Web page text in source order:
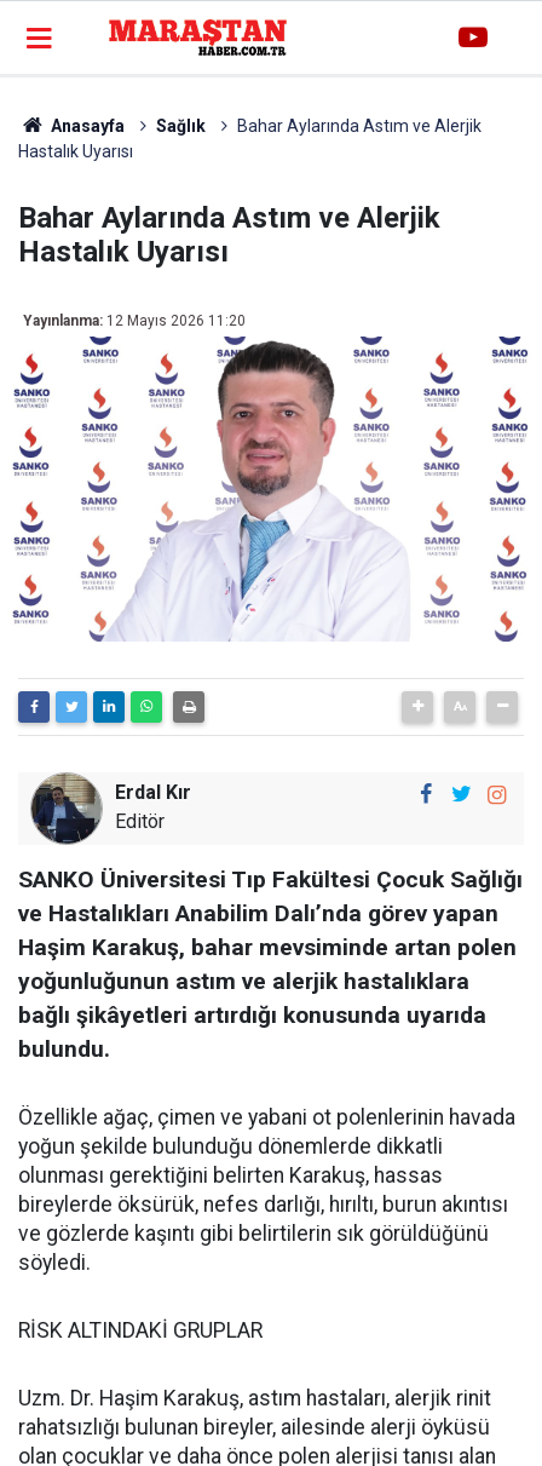
Anasayfa Sağlık
Bahar Aylarında Astım ve Alerjik
Hastalık Uyarısı
Bahar Aylarında Astım ve Alerjik
Hastalık Uyarısı
Yayınlanma: 12 Mayıs 2026 11:20
Erdal Kır
Editör
SANKO Üniversitesi Tıp Fakültesi Çocuk Sağlığı
ve Hastalıkları Anabilim Dalı’nda görev yapan
Haşim Karakuş, bahar mevsiminde artan polen
yoğunluğunun astım ve alerjik hastalıklara
bağlı şikâyetleri artırdığı konusunda uyarıda
bulundu.
Özellikle ağaç, çimen ve yabani ot polenlerinin havada
yoğun şekilde bulunduğu dönemlerde dikkatli
olunması gerektiğini belirten Karakuş, hassas
bireylerde öksürük, nefes darlığı, hırıltı, burun akıntısı
ve gözlerde kaşıntı gibi belirtilerin sık görüldüğünü
söyledi.
RİSK ALTINDAKİ GRUPLAR
Uzm. Dr. Haşim Karakuş, astım hastaları, alerjik rinit
rahatsızlığı bulunan bireyler, ailesinde alerji öyküsü
olan çocuklar ve daha önce polen alerjisi tanısı alan